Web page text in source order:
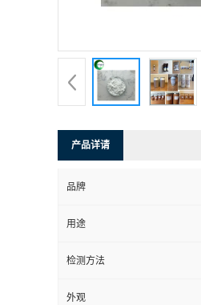
产品详请
品牌
用途
检测方法
外观